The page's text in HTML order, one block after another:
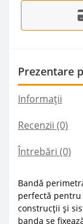
Prezentare
Informații
Recenzii (0)
Întrebări (0)
Bandă
perfectă
construcții și
banda se